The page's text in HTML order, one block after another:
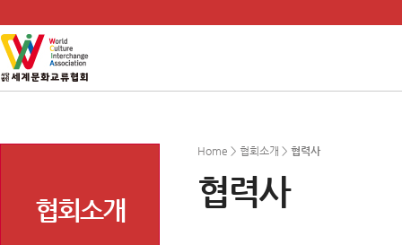
협회소개
Home > 협회소개 > 협력사
협력사